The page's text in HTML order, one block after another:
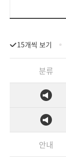
15개씩 보기
분류
안내